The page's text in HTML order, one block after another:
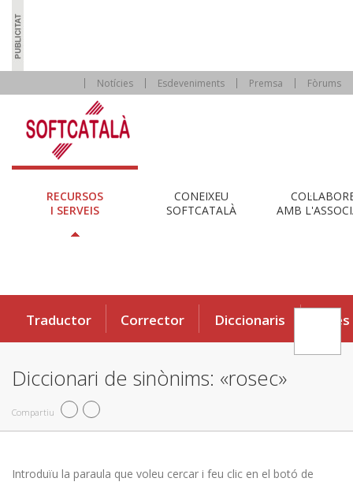
Notícies Esdeveniments Premsa Fòrums
RECURSOS
I SERVEIS
CONEIXEU
SOFTCATALÀ
AMB
Traductor Corrector Diccionaris Eines
Diccionari de sinònims: «rosec»
Compartiu
Introduïu la paraula que voleu cercar i feu clic en el botó de